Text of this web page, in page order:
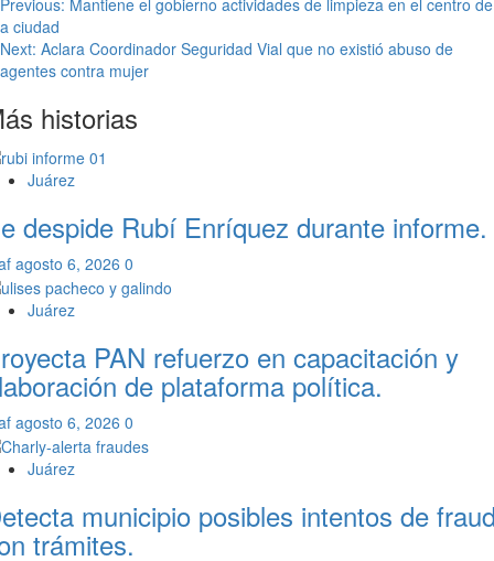
Navegación
de
entradas
Previous: Mantiene el gobierno actividades de limpieza en el centro de
a ciudad
Next: Aclara Coordinador Seguridad Vial que no existió abuso de
agentes contra mujer
historias
Juárez
despide Rubí Enríquez durante informe.
agosto 6, 2026 0
Juárez
PAN refuerzo en capacitación y
de plataforma política.
agosto 6, 2026 0
Juárez
municipio posibles intentos de
trámites.